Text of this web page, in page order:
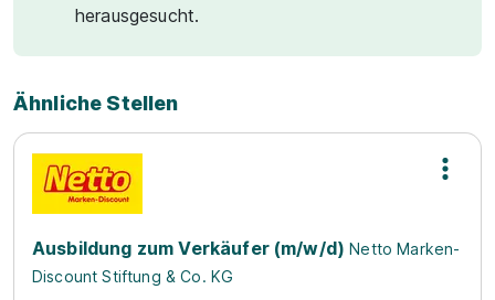
herausgesucht.
Ähnliche Stellen
Ausbildung zum Verkäufer (m/w/d) Netto Marken-
Discount Stiftung & Co. KG